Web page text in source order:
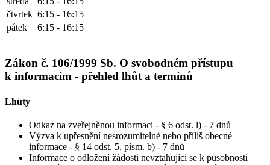
čtvrtek 6:15 - 16:15
pátek
6:15 - 16:15
Zákon č. 106/1999 Sb. O svobodném přístupu
k informacím - přehled lhůt a termínů
Lhůty
Odkaz na zveřejněnou informaci - § 6 odst. l) - 7 dnů
Výzva k upřesnění nesrozumitelné nebo příliš obecné
informace - § 14 odst. 5, písm. b) - 7 dnů
Informace o odložení žádosti nevztahující se k působnosti